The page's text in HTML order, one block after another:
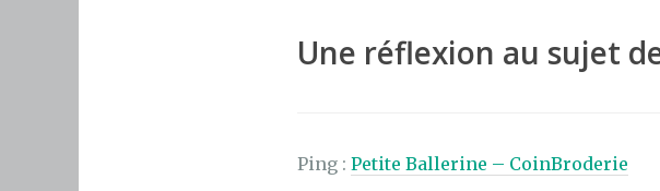
o
Une réflexion au sujet
Ping : Petite Ballerine – CoinBroderie